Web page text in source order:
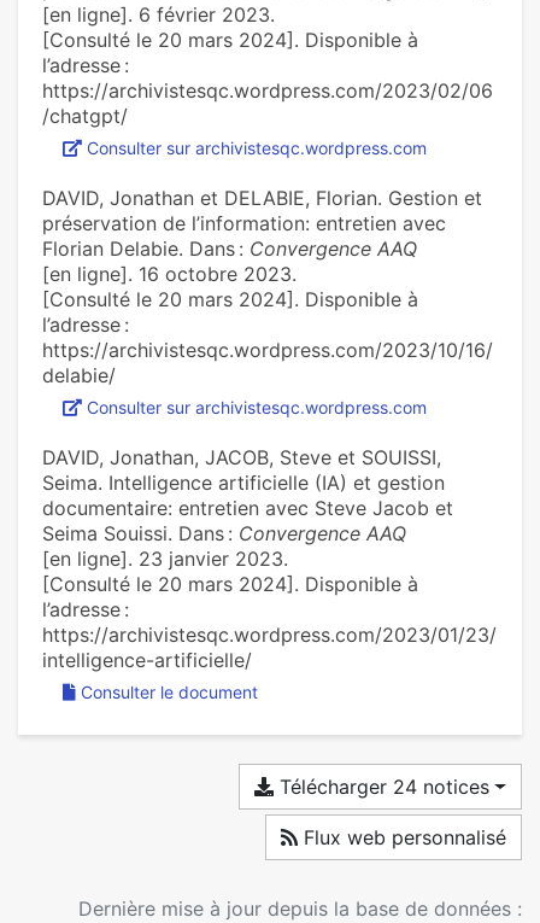
[en ligne]. 6 février 2023.
[Consulté le 20 mars 2024]. Disponible à
l’adresse :
https://archivistesqc.wordpress.com/2023/02/06
/chatgpt/
Consulter sur archivistesqc.wordpress.com
DAVID, Jonathan et DELABIE, Florian. Gestion et
préservation de l’information: entretien avec
Florian Delabie. Dans : Convergence AAQ
[en ligne]. 16 octobre 2023.
[Consulté le 20 mars 2024]. Disponible à
l’adresse :
https://archivistesqc.wordpress.com/2023/10/16/
delabie/
Consulter sur archivistesqc.wordpress.com
DAVID, Jonathan, JACOB, Steve et SOUISSI,
Seima. Intelligence artificielle (IA) et gestion
documentaire: entretien avec Steve Jacob et
Seima Souissi. Dans : Convergence AAQ
[en ligne]. 23 janvier 2023.
[Consulté le 20 mars 2024]. Disponible à
l’adresse :
https://archivistesqc.wordpress.com/2023/01/23/
intelligence-artificielle/
Consulter le document
Télécharger 24 notices
Flux web personnalisé
Dernière mise à jour depuis la base de données :